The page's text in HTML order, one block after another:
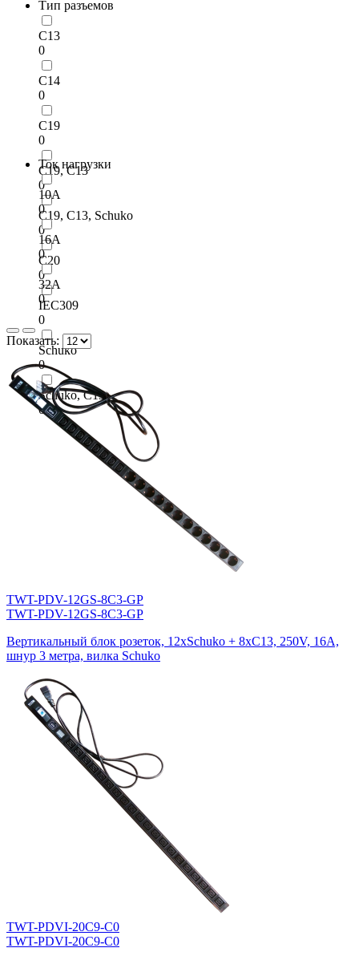
Тип разъемов
C13
0
C14
0
C19
0
C19, C13
0
C19, C13, Schuko
0
C20
0
IEC309
0
Schuko
0
Schuko, C13
0
Ток нагрузки
10A
0
16A
0
32A
0
Показать:
TWT-PDV-12GS-8C3-GP
TWT-PDV-12GS-8C3-GP
Вертикальный блок розеток, 12xSchuko + 8xC13, 250V, 16A,
шнур 3 метра, вилка Schuko
TWT-PDVI-20C9-C0
TWT-PDVI-20C9-C0